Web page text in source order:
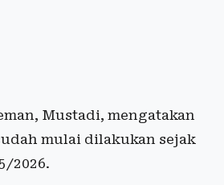
Mustadi, mengatakan
mulai dilakukan sejak
2026.